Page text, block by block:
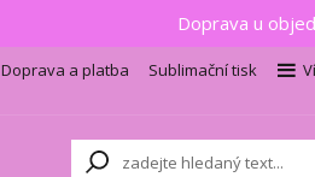
Doprava u
Doprava a platba Sublimační tisk